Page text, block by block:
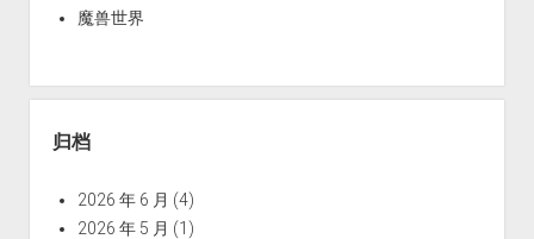
魔兽世界
归档
2026 年 6 月 (4)
2026 年 5 月 (1)